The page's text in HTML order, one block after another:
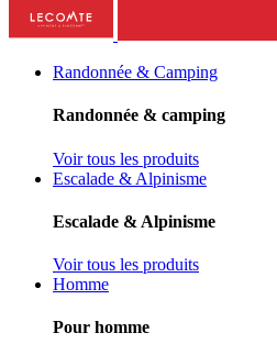
Randonnée & Camping
Randonnée & camping
Voir tous les produits
Escalade & Alpinisme
Escalade & Alpinisme
Voir tous les produits
Homme
Pour homme